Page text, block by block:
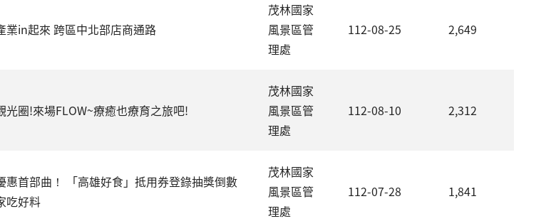
業in起來 跨區中北部店商通路
茂林國家
風景區管
理處
112-08-25 2,649
光圈!來場FLOW~療癒也療育之旅吧!
茂林國家
風景區管
理處
112-08-10 2,312
惠首部曲！ 「高雄好食」抵用券登錄抽獎倒數
吃好料
茂林國家
風景區管
理處
112-07-28 1,841